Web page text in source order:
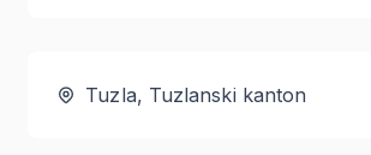
Tuzla, Tuzlanski kanton